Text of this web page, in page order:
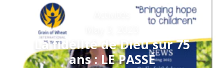
La fidélité de Dieu sur 75
ans : LE PASSÉ